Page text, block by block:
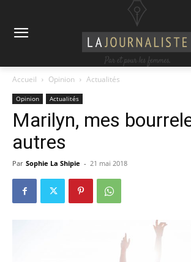
Accueil Opinion Actualités
Opinion Actualités
Marilyn, mes
autres
Par Sophie La Shipie - 21 mai 2018